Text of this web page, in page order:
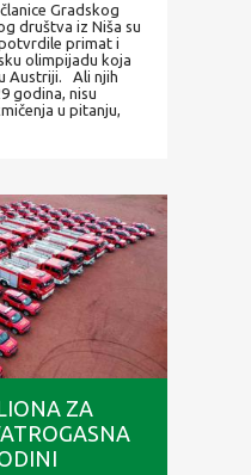
Gradskog
društva iz Niša su
primat i
olimpijadu koja
Austriji. Ali njih
godina, nisu
u pitanju,
ZA